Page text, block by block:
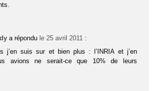
a répondu le 25 avril 2011 :
j’en suis sur et bien plus : l’INRIA et j’en
avions ne serait-ce que 10% de leurs